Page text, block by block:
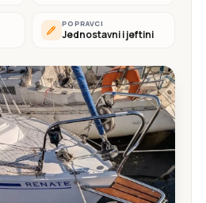
POPRAVCI
Jednostavni i jeftini